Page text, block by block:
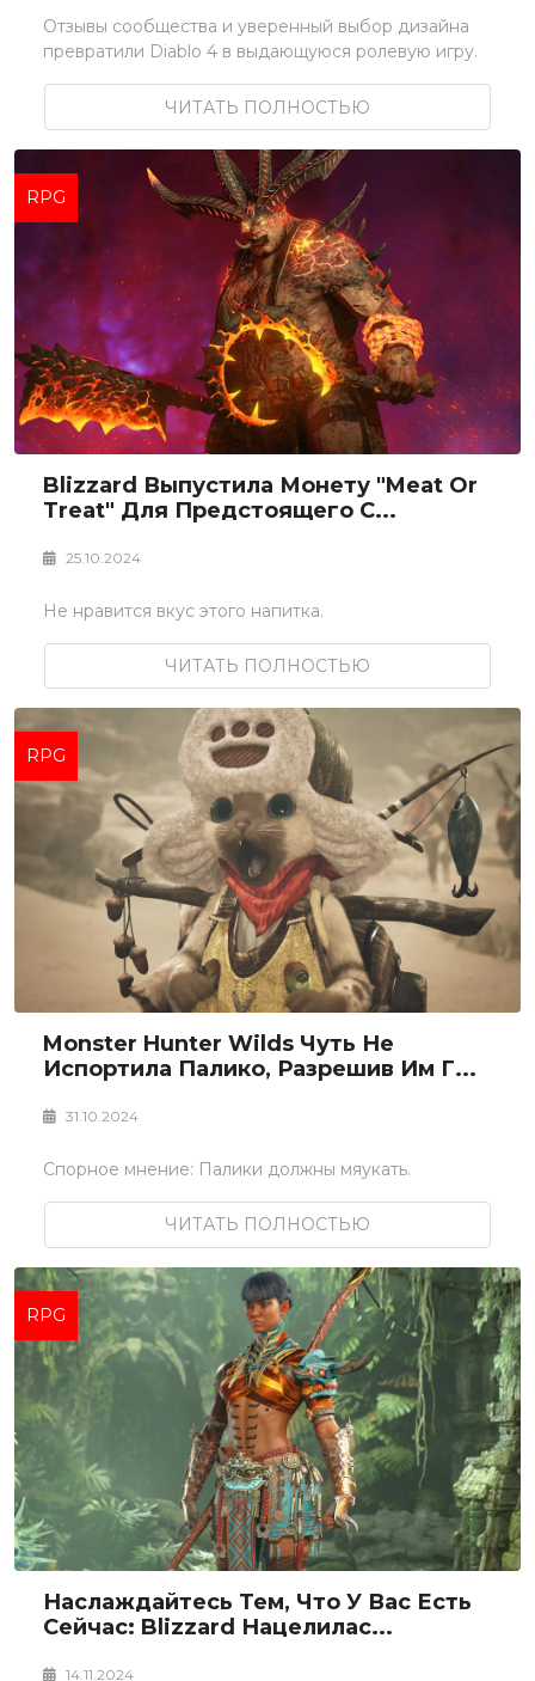
Отзывы сообщества и уверенный выбор дизайна
превратили Diablo 4 в выдающуюся ролевую игру.
ЧИТАТЬ ПОЛНОСТЬЮ
RPG
Blizzard Выпустила Монету "Meat Or
Treat" Для Предстоящего С...
25.10.2024
Не нравится вкус этого напитка.
ЧИТАТЬ ПОЛНОСТЬЮ
RPG
Monster Hunter Wilds Чуть Не
Испортила Палико, Разрешив Им Г...
31.10.2024
Спорное мнение: Палики должны мяукать.
ЧИТАТЬ ПОЛНОСТЬЮ
RPG
Наслаждайтесь Тем, Что У Вас Есть
Сейчас: Blizzard Нацелилас...
14.11.2024